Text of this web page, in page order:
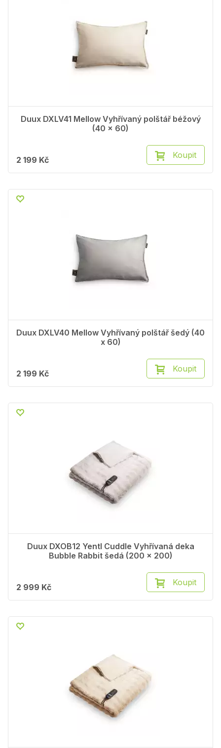
Duux DXLV41 Mellow Vyhřívaný polštář béžový
(40 x 60)
2 199 Kč Koupit
Duux DXLV40 Mellow Vyhřívaný polštář šedý (40
x 60)
2 199 Kč Koupit
Duux DXOB12 Yentl Cuddle Vyhřívaná deka
Bubble Rabbit šedá (200 x 200)
2 999 Kč Koupit